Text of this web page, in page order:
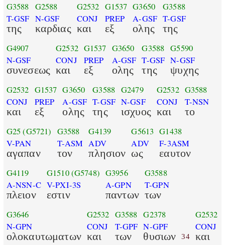
G3588
T-GSF
της
G2588
N-GSF
καρδιας
G2532
CONJ
και
G1537
PREP
εξ
G3650
A-GSF
ολης
G3588
T-GSF
της
G4907
N-GSF
συνεσεως
G2532
CONJ
και
G1537
PREP
εξ
G3650
A-GSF
ολης
G3588
T-GSF
της
G5590
N-GSF
ψυχης
G2532
CONJ
και
G1537
PREP
εξ
G3650
A-GSF
ολης
G3588
T-GSF
της
G2479
N-GSF
ισχυος
G2532
CONJ
και
G3588
T-NSN
το
G25(G5721)
V-PAN
αγαπαν
G3588
T-ASM
τον
G4139
ADV
πλησιον
G5613
ADV
ως
G1438
F-3ASM
εαυτον
G4119
A-NSN-C
πλειον
G1510(G5748)
V-PXI-3S
εστιν
G3956
A-GPN
παντων
G3588
T-GPN
των
G3646
N-GPN
ολοκαυτωματων
G2532
CONJ
και
G3588
T-GPF
των
G2378
N-GPF
θυσιων 34
G2532
CONJ
και